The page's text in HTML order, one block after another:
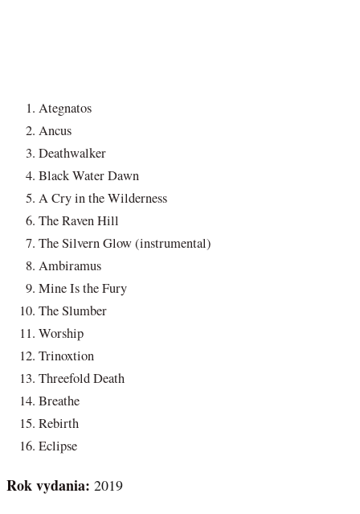
Ategnatos
Ancus
Deathwalker
Black Water Dawn
A Cry in the Wilderness
The Raven Hill
The Silvern Glow (instrumental)
Ambiramus
Mine Is the Fury
The Slumber
Worship
Trinoxtion
Threefold Death
Breathe
Rebirth
Eclipse
Rok vydania: 2019